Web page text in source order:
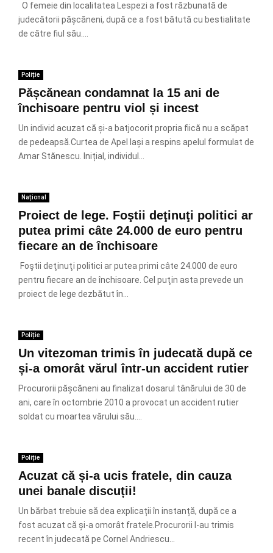
O femeie din localitatea Lespezi a fost răzbunată de
judecătorii pășcăneni, după ce a fost bătută cu bestialitate
de către fiul său....
Poliție
Pășcănean condamnat la 15 ani de
închisoare pentru viol și incest
Un individ acuzat că și-a batjocorit propria fiică nu a scăpat
de pedeapsă.Curtea de Apel Iași a respins apelul formulat de
Amar Stănescu. Inițial, individul...
Național
Proiect de lege. Foştii deţinuţi politici ar
putea primi câte 24.000 de euro pentru
fiecare an de închisoare
Foştii deţinuţi politici ar putea primi câte 24.000 de euro
pentru fiecare an de închisoare. Cel puţin asta prevede un
proiect de lege dezbătut în...
Poliție
Un vitezoman trimis în judecată după ce
și-a omorât vărul într-un accident rutier
Procurorii pășcăneni au finalizat dosarul tânărului de 30 de
ani, care în octombrie 2010 a provocat un accident rutier
soldat cu moartea vărului său....
Poliție
Acuzat că și-a ucis fratele, din cauza
unei banale discuții!
Un bărbat trebuie să dea explicații în instanță, după ce a
fost acuzat că și-a omorât fratele.Procurorii l-au trimis
recent în judecată pe Cornel Andriescu...